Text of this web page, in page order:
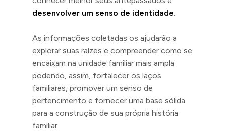
desenvolver um senso de identidade.
As informações coletadas os ajudarão a
explorar suas raízes e compreender como se
encaixam na unidade familiar mais ampla
podendo, assim, fortalecer os laços
familiares, promover um senso de
pertencimento e fornecer uma base sólida
para a construção de sua própria história
familiar.